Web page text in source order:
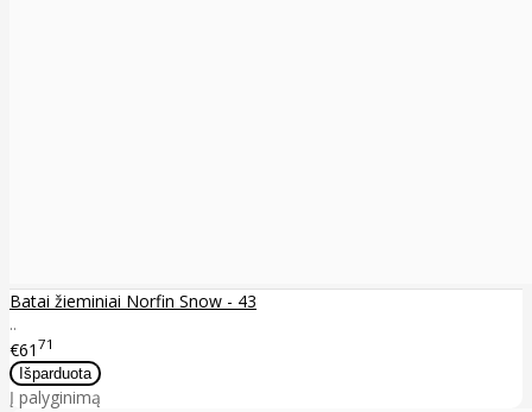
Batai žieminiai Norfin Snow - 43
..
€61 71
Į palyginimą